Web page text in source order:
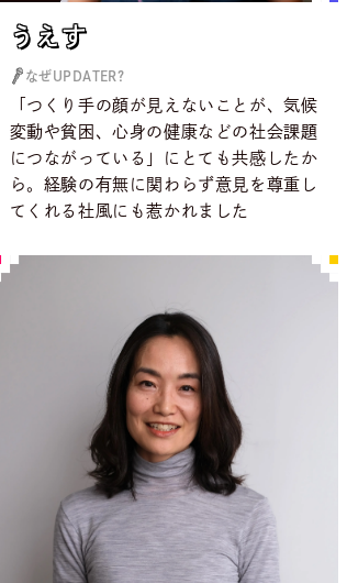
うえす
うえす
なぜUPDATER?
「つくり手の顔が見えないことが、気候
変動や貧困、心身の健康などの社会課題
につながっている」にとても共感したか
ら。経験の有無に関わらず意見を尊重し
てくれる社風にも惹かれました